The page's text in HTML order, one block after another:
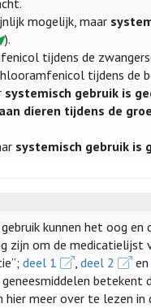
mogelijk, maar
).
tijdens de
tijdens de
systemisch gebruik is
dieren tijdens de
systemisch gebruik is
kunnen het oog
zijn om de medicatielijst
deel 1 ,deel 2
betekent
meer over te lezen in